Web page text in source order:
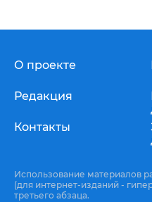
О проекте
Редакция
Контакты
Использование материалов
(для интернет-изданий -
третьего абзаца.